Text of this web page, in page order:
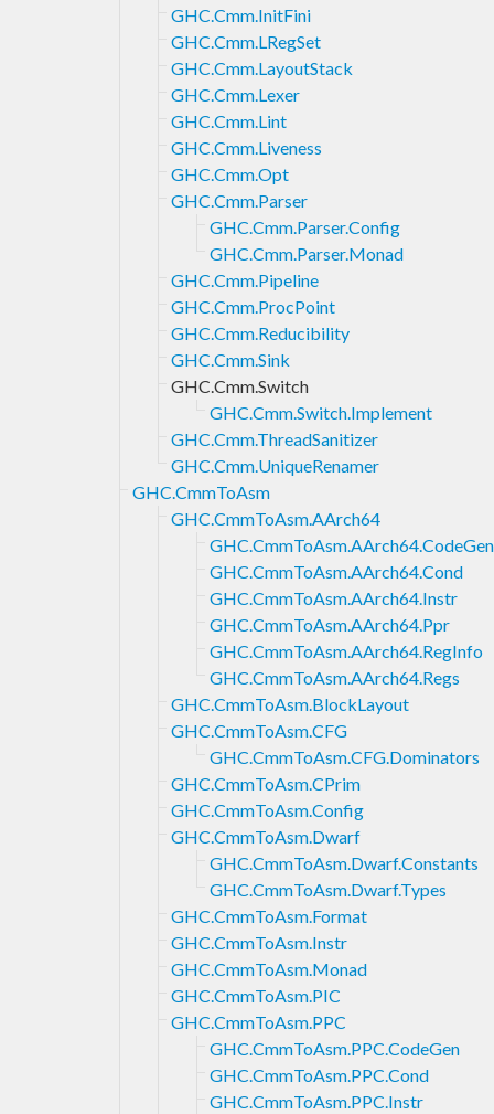
GHC.Cmm.InitFini
GHC.Cmm.LRegSet
GHC.Cmm.LayoutStack
GHC.Cmm.Lexer
GHC.Cmm.Lint
GHC.Cmm.Liveness
GHC.Cmm.Opt
GHC.Cmm.Parser
GHC.Cmm.Parser.Config
GHC.Cmm.Parser.Monad
GHC.Cmm.Pipeline
GHC.Cmm.ProcPoint
GHC.Cmm.Reducibility
GHC.Cmm.Sink
GHC.Cmm.Switch
GHC.Cmm.Switch.Implement
GHC.Cmm.ThreadSanitizer
GHC.Cmm.UniqueRenamer
GHC.CmmToAsm
GHC.CmmToAsm.AArch64
GHC.CmmToAsm.AArch64.CodeGen
GHC.CmmToAsm.AArch64.Cond
GHC.CmmToAsm.AArch64.Instr
GHC.CmmToAsm.AArch64.Ppr
GHC.CmmToAsm.AArch64.RegInfo
GHC.CmmToAsm.AArch64.Regs
GHC.CmmToAsm.BlockLayout
GHC.CmmToAsm.CFG
GHC.CmmToAsm.CFG.Dominators
GHC.CmmToAsm.CPrim
GHC.CmmToAsm.Config
GHC.CmmToAsm.Dwarf
GHC.CmmToAsm.Dwarf.Constants
GHC.CmmToAsm.Dwarf.Types
GHC.CmmToAsm.Format
GHC.CmmToAsm.Instr
GHC.CmmToAsm.Monad
GHC.CmmToAsm.PIC
GHC.CmmToAsm.PPC
GHC.CmmToAsm.PPC.CodeGen
GHC.CmmToAsm.PPC.Cond
GHC.CmmToAsm.PPC.Instr